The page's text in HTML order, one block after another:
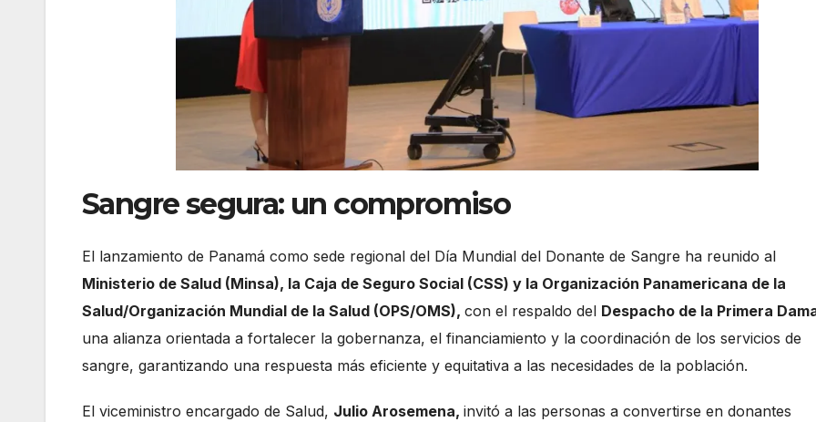
Sangre segura: un compromiso
El lanzamiento de Panamá como sede regional del Día Mundial del Donante de Sangre ha reunido al
Ministerio de Salud (Minsa), la Caja de Seguro Social (CSS) y la Organización Panamericana de la
Salud/Organización Mundial de la Salud (OPS/OMS), con el respaldo del Despacho de la Primera
una alianza orientada a fortalecer la gobernanza, el financiamiento y la coordinación de los servicios de
sangre, garantizando una respuesta más eficiente y equitativa a las necesidades de la población.
El viceministro encargado de Salud, Julio Arosemena, invitó a las personas a convertirse en donantes